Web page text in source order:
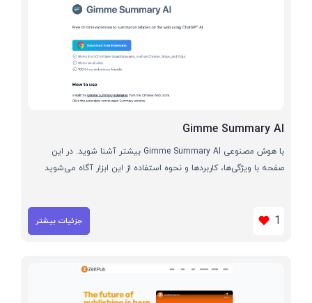
Gimme Summary AI
با هوش مصنوعی Gimme Summary AI بیشتر آشنا شوید. در این
صفحه با ویژگی‌ها، کاربردها و نحوه استفاده از این ابزار آگاه می‌شوید
1 جزئیات بیشتر